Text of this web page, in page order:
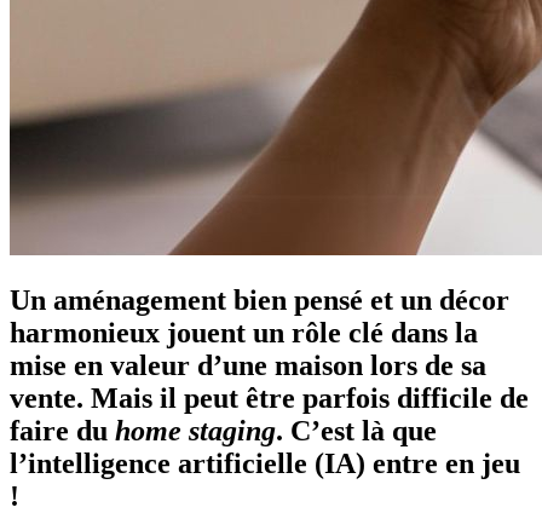
Un aménagement bien pensé et un décor
harmonieux jouent un rôle clé dans la
mise en valeur d’une maison lors de sa
vente. Mais il peut être parfois difficile de
faire du home staging. C’est là que
l’intelligence artificielle (IA) entre en jeu
!